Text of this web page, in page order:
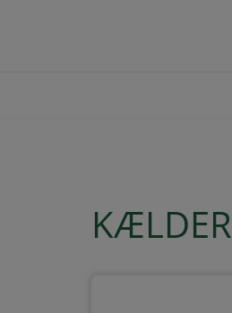
KÆLDER